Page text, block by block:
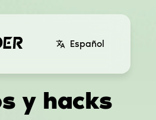
Español
y hacks